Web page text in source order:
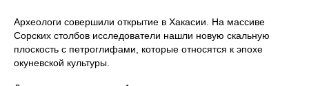
Археологи совершили открытие в Хакасии. На массиве
Сорских столбов исследователи нашли новую скальную
плоскость с петроглифами, которые относятся к эпохе
окуневской культуры.